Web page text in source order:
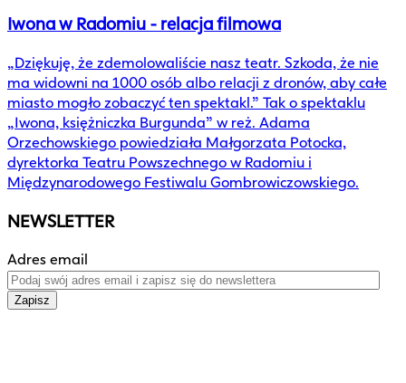
Iwona w Radomiu - relacja filmowa
„Dziękuję, że zdemolowaliście nasz teatr. Szkoda, że nie
ma widowni na 1000 osób albo relacji z dronów, aby całe
miasto mogło zobaczyć ten spektakl.” Tak o spektaklu
„Iwona, księżniczka Burgunda” w reż. Adama
Orzechowskiego powiedziała Małgorzata Potocka,
dyrektorka Teatru Powszechnego w Radomiu i
Międzynarodowego Festiwalu Gombrowiczowskiego.
NEWSLETTER
Adres email
Zapisz